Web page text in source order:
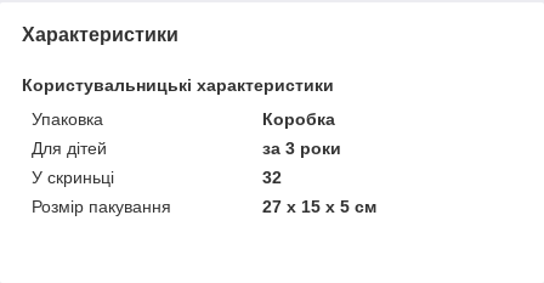
Характеристики
Користувальницькі характеристики
Упаковка
Коробка
Для дітей
за 3 роки
У скриньці
32
Розмір пакування
27 х 15 х 5 см